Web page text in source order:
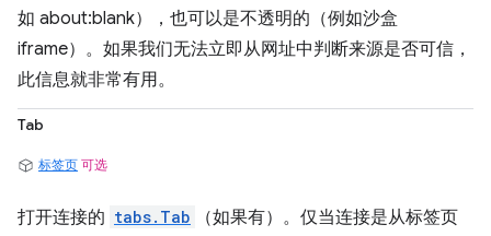
如 about:blank），也可以是不透明的（例如沙盒
iframe）。如果我们无法立即从网址中判断来源是否可信，
此信息就非常有用。
Tab
标签页 可选
打开连接的 tabs.Tab
（如果有）。仅当连接是从标签页